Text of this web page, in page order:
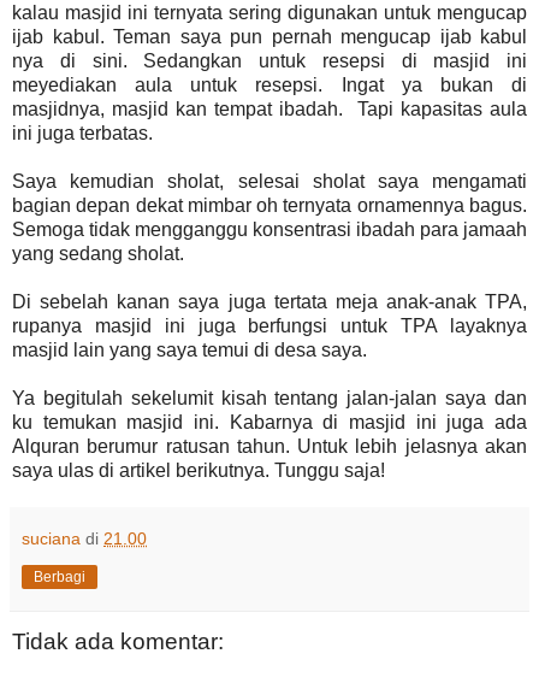
kalau masjid ini ternyata sering digunakan untuk mengucap
ijab kabul. Teman saya pun pernah mengucap ijab kabul
nya di sini. Sedangkan untuk resepsi di masjid ini
meyediakan aula untuk resepsi. Ingat ya bukan di
masjidnya, masjid kan tempat ibadah. Tapi kapasitas aula
ini juga terbatas.
Saya kemudian sholat, selesai sholat saya mengamati
bagian depan dekat mimbar oh ternyata ornamennya bagus.
Semoga tidak mengganggu konsentrasi ibadah para jamaah
yang sedang sholat.
Di sebelah kanan saya juga tertata meja anak-anak TPA,
rupanya masjid ini juga berfungsi untuk TPA layaknya
masjid lain yang saya temui di desa saya.
Ya begitulah sekelumit kisah tentang jalan-jalan saya dan
ku temukan masjid ini. Kabarnya di masjid ini juga ada
Alquran berumur ratusan tahun. Untuk lebih jelasnya akan
saya ulas di artikel berikutnya. Tunggu saja!
suciana di 21.00
Berbagi
Tidak ada komentar: